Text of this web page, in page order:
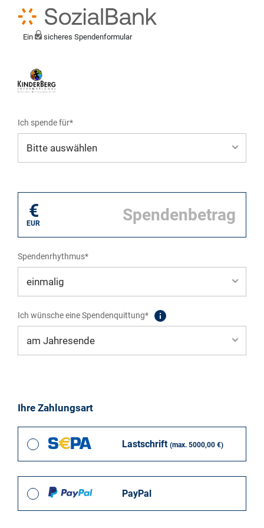
Ein sicheres Spendenformular
Ich spende für*
€
EUR
Spendenrhythmus*
Ich wünsche eine Spendenquittung*
Ihre Zahlungsart
Lastschrift (max. 5000,00 €)
PayPal